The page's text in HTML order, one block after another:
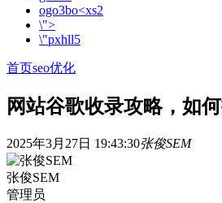
ogo3bo<xs2
\">
\"pxhll5
首页seo优化
网站谷歌收录攻略，如
2025年3月27日 19:43:30张俊SEM
张俊SEM
管理员